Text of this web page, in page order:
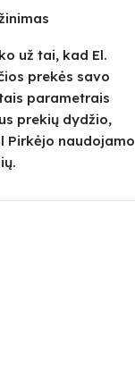
už tai, kad El.
prekės savo
parametrais
prekių dydžio,
Pirkėjo naudojamo